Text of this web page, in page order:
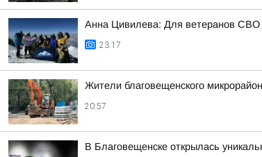
Анна Цивилева: Для ветеранов СВО
23:17
Жители благовещенского
20:57
В Благовещенске открылась